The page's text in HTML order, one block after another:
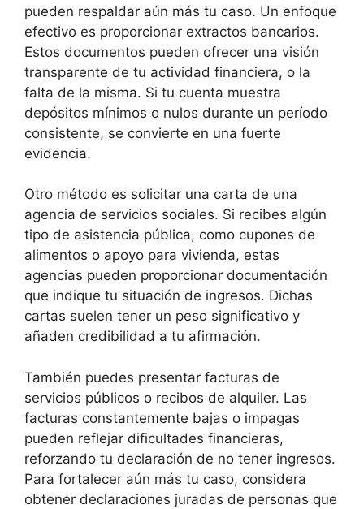
pueden respaldar aún más tu caso. Un enfoque
efectivo es proporcionar extractos bancarios.
Estos documentos pueden ofrecer una visión
transparente de tu actividad financiera, o la
falta de la misma. Si tu cuenta muestra
depósitos mínimos o nulos durante un período
consistente, se convierte en una fuerte
evidencia.
Otro método es solicitar una carta de una
agencia de servicios sociales. Si recibes algún
tipo de asistencia pública, como cupones de
alimentos o apoyo para vivienda, estas
agencias pueden proporcionar documentación
que indique tu situación de ingresos. Dichas
cartas suelen tener un peso significativo y
añaden credibilidad a tu afirmación.
También puedes presentar facturas de
servicios públicos o recibos de alquiler. Las
facturas constantemente bajas o impagas
pueden reflejar dificultades financieras,
reforzando tu declaración de no tener ingresos.
Para fortalecer aún más tu caso, considera
obtener declaraciones juradas de personas que